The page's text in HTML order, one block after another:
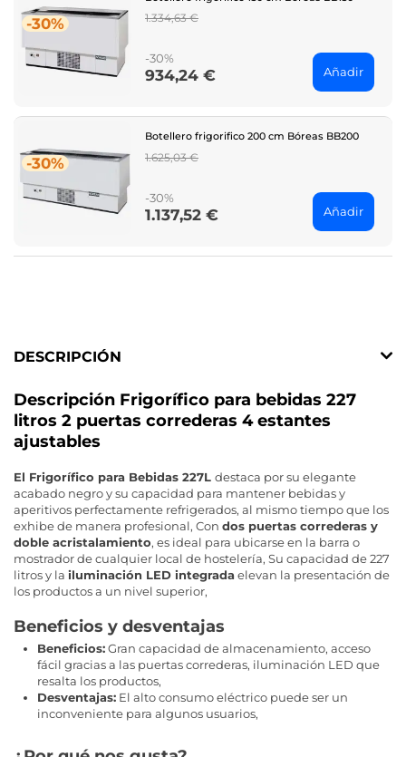
-30%
Regular
1.334,63 €
-30%
Price
934,24 € Añadir
-30%
Botellero frigorifico 200 cm Bóreas BB200
Regular
1.625,03 €
-30%
Price
1.137,52 € Añadir
DESCRIPCIÓN
Descripción Frigorífico para bebidas 227
litros 2 puertas correderas 4 estantes
ajustables
El Frigorífico para Bebidas 227L destaca por su elegante
acabado negro y su capacidad para mantener bebidas y
aperitivos perfectamente refrigerados, al mismo tiempo que los
exhibe de manera profesional, Con dos puertas correderas y
doble acristalamiento, es ideal para ubicarse en la barra o
mostrador de cualquier local de hostelería, Su capacidad de 227
litros y la iluminación LED integradaelevan la presentación de
los productos a un nivel superior,
Beneficios y desventajas
Beneficios:Gran capacidad de almacenamiento, acceso
fácil gracias a las puertas correderas, iluminación LED que
resalta los productos,
Desventajas: El alto consumo eléctrico puede ser un
inconveniente para algunos usuarios,